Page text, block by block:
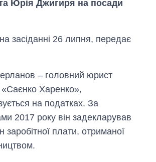
та Юрія Джигиря на посади
засіданні 26 липня, передає
– головний юрист
«Саєнко Харенко»,
на податках. За
2017 року він задекларував
заробітної плати, отриманої